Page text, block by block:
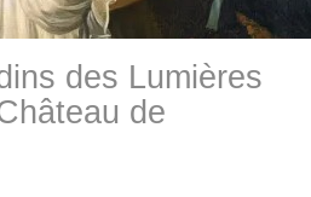
des Lumières
de